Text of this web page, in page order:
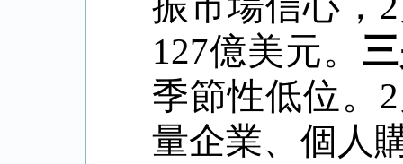
127億美元。
季節性低位。 2
量企業、個人